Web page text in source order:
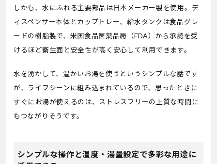
しかも、水にふれる主要部品は日本メーカー製を使用。デ
ィスペンサー本体とカップトレー、給水タンクは食品グレ
ードの樹脂製で、米国食品医薬品局（FDA）から承認を受
けるほど衛生面と安全性が高く安心して利用できます。
水を湧かして、温かいお湯を使うというシンプルな話です
が、ライフシーンに組み込まれているので、思ったときに
すぐにお湯が使えるのは、ストレスフリーの上質な時間に
もつながりそうです。
シンプルな操作と温度・湯量設定で多彩な用途に